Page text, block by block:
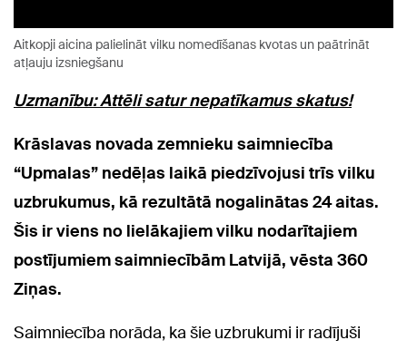
Aitkopji aicina palielināt vilku nomedīšanas kvotas un paātrināt
atļauju izsniegšanu
Uzmanību: Attēli satur nepatīkamus skatus!
Krāslavas novada zemnieku saimniecība
“Upmalas” nedēļas laikā piedzīvojusi trīs vilku
uzbrukumus, kā rezultātā nogalinātas 24 aitas.
Šis ir viens no lielākajiem vilku nodarītajiem
postījumiem saimniecībām Latvijā, vēsta 360
Ziņas.
Saimniecība norāda, ka šie uzbrukumi ir radījuši